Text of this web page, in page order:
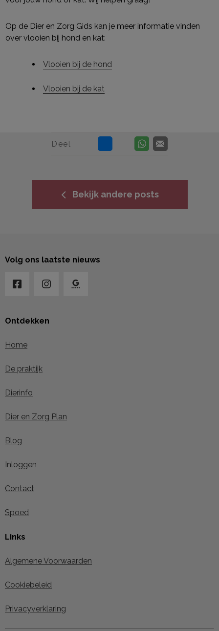
Op de Dier en Zorg Gids kan je meer informatie vinden
over vlooien bij hond en kat:
Vlooien bij de hond
Vlooien bij de kat
Deel
Bekijk andere posts
Ontdekken
Home
De praktijk
Dierinfo
Dier en Zorg Plan
Blog
Inloggen
Contact
Spoed
Links
Algemene Voorwaarden
Cookiebeleid
Privacyverklaring
Volg ons laatste nieuws